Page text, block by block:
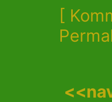
[